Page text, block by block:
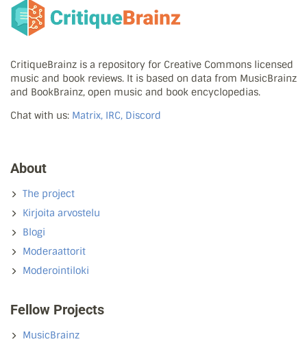
CritiqueBrainz is a repository for Creative Commons licensed
music and book reviews. It is based on data from MusicBrainz
and BookBrainz, open music and book encyclopedias.
Chat with us: Matrix, IRC, Discord
About
The project
Kirjoita arvostelu
Blogi
Moderaattorit
Moderointiloki
Fellow Projects
MusicBrainz